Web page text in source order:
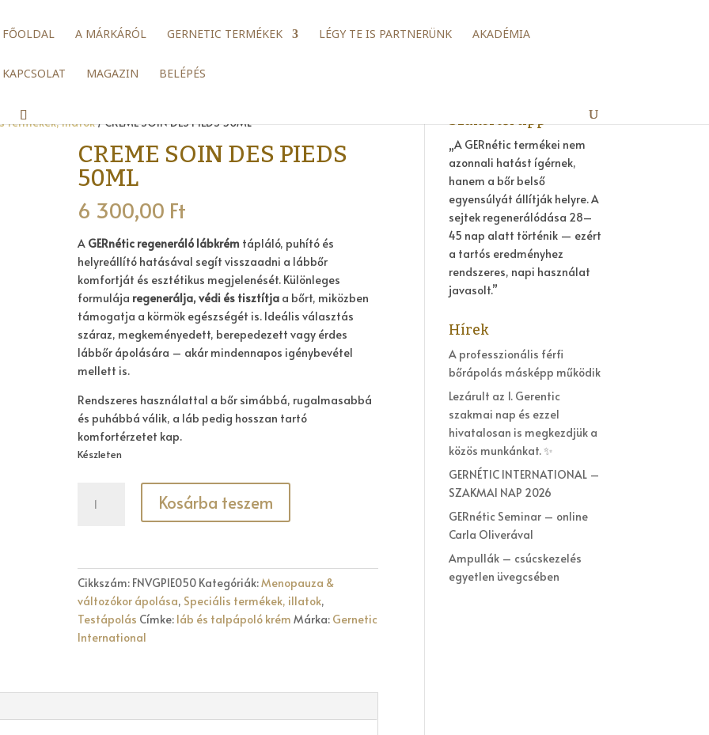
FŐOLDAL A MÁRKÁRÓL GERNETIC TERMÉKEK LÉGY TE IS PARTNERÜNK AKADÉMIA
KAPCSOLAT MAGAZIN BELÉPÉS
termékek, illatok/ CREME SOIN DES PIEDS 50ML
CREME SOIN DES PIEDS
50ML
6 300,00 Ft
A GERnétic regeneráló lábkrém tápláló, puhító és
helyreállító hatásával segít visszaadni a lábbőr
komfortját és esztétikus megjelenését. Különleges
formulája regenerálja, védi és tisztítja a bőrt, miközben
támogatja a körmök egészségét is. Ideális választás
száraz, megkeményedett, berepedezett vagy érdes
lábbőr ápolására – akár mindennapos igénybevétel
mellett is.
Rendszeres használattal a bőr simábbá, rugalmasabbá
és puhábbá válik, a láb pedig hosszan tartó
komfortérzetet kap.
Készleten
SOIN
mennyiség
Kosárba teszem
Cikkszám: FNVGPIE050 Kategóriák:Menopauza &
változókor ápolása, Speciális termékek, illatok,
Testápolás Címke: láb és talpápoló krém Márka: Gernetic
International
Szakértői tipp
„A GERnétic termékei nem
azonnali hatást ígérnek,
hanem a bőr belső
egyensúlyát állítják helyre. A
sejtek regenerálódása 28–
45 nap alatt történik — ezért
a tartós eredményhez
rendszeres, napi használat
javasolt.”
Hírek
A professzionális férfi
bőrápolás másképp működik
Lezárult az 1. Gerentic
szakmai nap és ezzel
hivatalosan is megkezdjük a
közös munkánkat. ✨
GERNÉTIC INTERNATIONAL –
SZAKMAI NAP 2026
GERnétic Seminar – online
Carla Oliverával
Ampullák – csúcskezelés
egyetlen üvegcsében